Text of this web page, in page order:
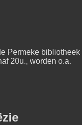
Permeke bibliotheek
20u., worden o.a.